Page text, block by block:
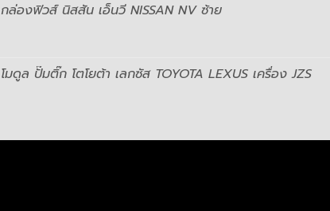
กล่องฟิวส์ นิสสัน เอ็นวี NISSAN NV ซ้าย
โมดูล ปั๊มติ๊ก โตโยต้า เลกซัส TOYOTA LEXUS เครื่อง JZS